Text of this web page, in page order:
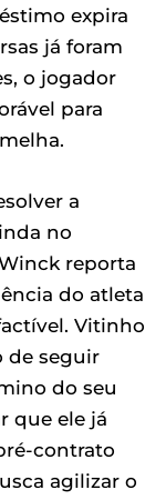
expira
já foram
o jogador
para
a
no
reporta
do atleta
Vitinho
de seguir
do seu
que ele já
contrato
agilizar o